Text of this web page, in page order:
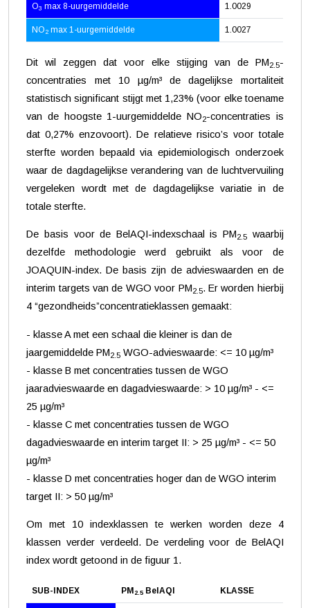
O3 max 8-uurgemiddelde 1.0029
NO 2 max 1-uurgemiddelde 1.0027
Dit wil zeggen dat voor elke stijging van de PM2.5-
concentraties met 10 µg/m³ de dagelijkse mortaliteit
statistisch significant stijgt met 1,23% (voor elke toename
van de hoogste 1-uurgemiddelde NO2-concentraties is
dat 0,27% enzovoort). De relatieve risico’s voor totale
sterfte worden bepaald via epidemiologisch onderzoek
waar de dagdagelijkse verandering van de luchtvervuiling
vergeleken wordt met de dagdagelijkse variatie in de
totale sterfte.
De basis voor de BelAQI-indexschaal is PM2.5
waarbij
dezelfde methodologie werd gebruikt als voor de
JOAQUIN-index. De basis zijn de advieswaarden en de
interim targets van de WGO voor PM2.5. Er worden hierbij
4 “gezondheids”concentratieklassen gemaakt:
- klasse A met een schaal die kleiner is dan de
jaargemiddelde PM2.5 WGO-advieswaarde: <= 10 µg/m³
- klasse B met concentraties tussen de WGO
jaaradvieswaarde en dagadvieswaarde: > 10 µg/m³ - <=
25 µg/m³
- klasse C met concentraties tussen de WGO
dagadvieswaarde en interim target II: > 25 µg/m³ - <= 50
µg/m³
- klasse D met concentraties hoger dan de WGO interim
target II: > 50 µg/m³
Om met 10 indexklassen te werken worden deze 4
klassen verder verdeeld. De verdeling voor de BelAQI
index wordt getoond in de figuur 1.
SUB-INDEX PM 2.5 BelAQI KLASSE